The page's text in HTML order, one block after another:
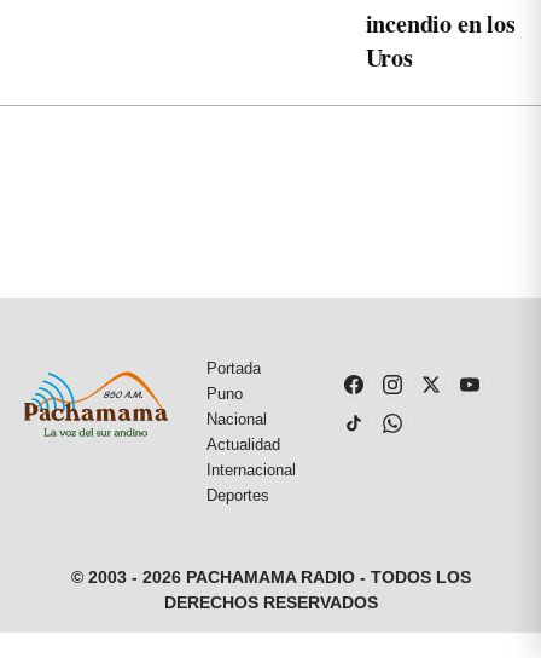
incendio en los
Uros
Portada
Puno
Nacional
Actualidad
Internacional
Deportes
© 2003 - 2026 PACHAMAMA RADIO - TODOS LOS
DERECHOS RESERVADOS